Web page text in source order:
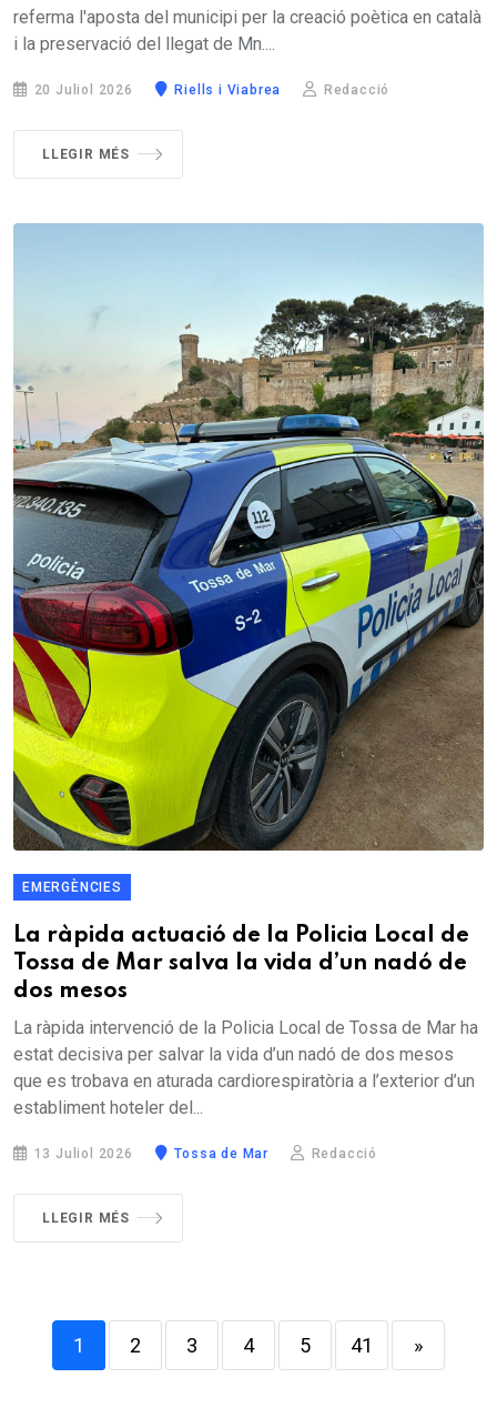
referma l'aposta del municipi per la creació poètica en català
i la preservació del llegat de Mn....
20 Juliol 2026 Riells i Viabrea Redacció
LLEGIR MÉS
EMERGÈNCIES
La ràpida actuació de la Policia Local de
Tossa de Mar salva la vida d’un nadó de
dos mesos
La ràpida intervenció de la Policia Local de Tossa de Mar ha
estat decisiva per salvar la vida d’un nadó de dos mesos
que es trobava en aturada cardiorespiratòria a l’exterior d’un
establiment hoteler del...
13 Juliol 2026 Tossa de Mar Redacció
LLEGIR MÉS
1 2 3 4 5 41 »